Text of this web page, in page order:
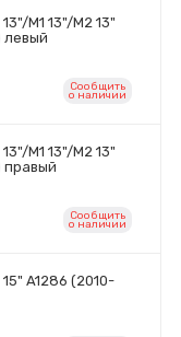
M1 13"/M2 13"
левый
Сообщить
o наличии
M1 13"/M2 13"
правый
Сообщить
o наличии
A1286 (2010-